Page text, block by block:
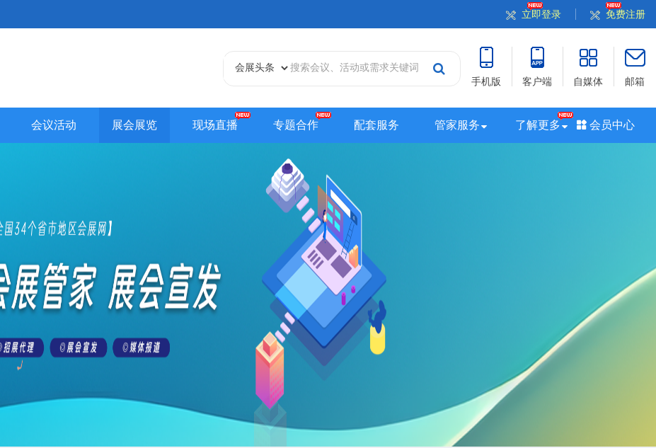
立即登录 免费注册
手机版 客户端 自媒体 邮箱
会议活动 展会展览 现场直播 专题合作 配套服务 管家服务 了解更多 会员中心
福建站
江西站 陕西站
台湾站